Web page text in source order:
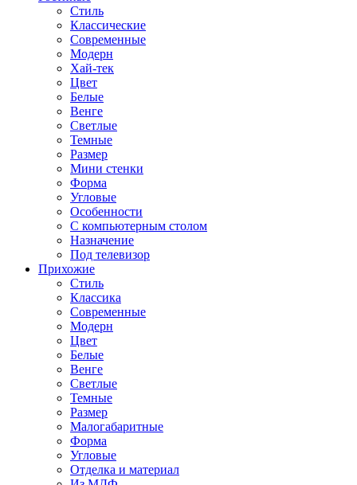
Стиль
Классические
Современные
Модерн
Хай-тек
Цвет
Белые
Венге
Светлые
Темные
Размер
Мини стенки
Форма
Угловые
Особенности
С компьютерным столом
Назначение
Под телевизор
Прихожие
Стиль
Классика
Современные
Модерн
Цвет
Белые
Венге
Светлые
Темные
Размер
Малогабаритные
Форма
Угловые
Отделка и материал